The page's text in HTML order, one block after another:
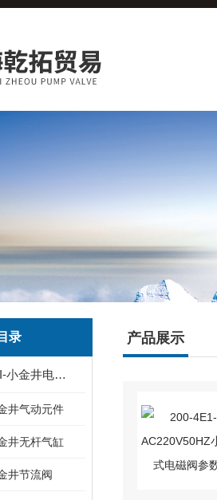
录
日本KOGANEI-小金井电磁阀
井气动元件
井无杆气缸
井节流阀
产品展示